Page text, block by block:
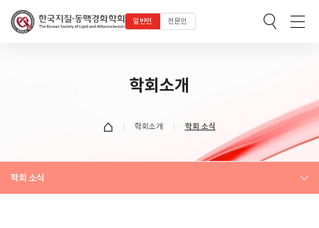
일반인 전문인
학회소개
학회소개 학회 소식
학회 소식